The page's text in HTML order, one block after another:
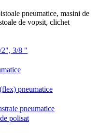
pneumatice, masini de
de vopsit, clichet
2", 3/8 "
pneumatice
pneumatice
polisat